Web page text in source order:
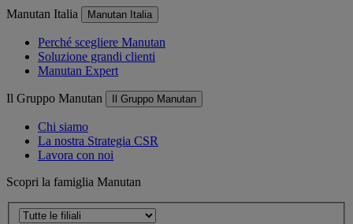
Manutan Italia Manutan Italia
Perché scegliere Manutan
Soluzione grandi clienti
Manutan Expert
Il Gruppo Manutan Il Gruppo Manutan
Chi siamo
La nostra Strategia CSR
Lavora con noi
Scopri la famiglia Manutan